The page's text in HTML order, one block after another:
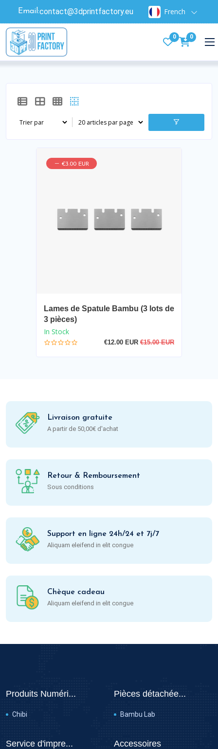
Email:contact@3dprintfactory.eu French
0 0
€3.00 EUR
Lames de Spatule Bambu (3 lots de
3 pièces)
In Stock
€12.00 EUR €15.00 EUR
Livraison gratuite
A partir de 50,00€ d'achat
Retour & Remboursement
Sous conditions
Support en ligne 24h/24 et 7j/7
Aliquam eleifend in elit congue
Chèque cadeau
Aliquam eleifend in elit congue
Produits Numéri...
Chibi
Pièces détachée...
Bambu Lab
Service d'impre... Accessoires